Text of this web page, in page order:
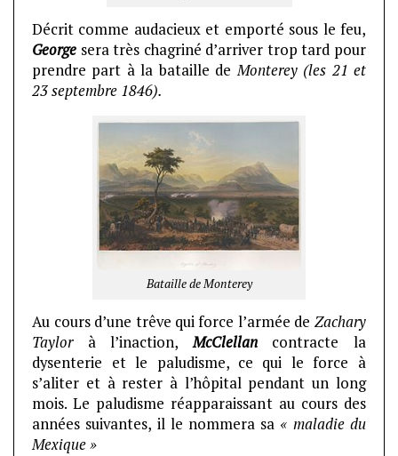
Décrit comme audacieux et emporté sous le feu,
George sera très chagriné d’arriver trop tard pour
prendre part à la bataille deMonterey (les 21 et
23 septembre 1846).
Bataille de Monterey
Au cours d’une trêve qui force l’armée de Zachary
Taylorà l’inaction,McClellancontracte la
dysenterie et le paludisme, ce qui le force à
s’aliter et à rester à l’hôpital pendant un long
mois. Le paludisme réapparaissant au cours des
années suivantes, il le nommera sa « maladie du
Mexique »